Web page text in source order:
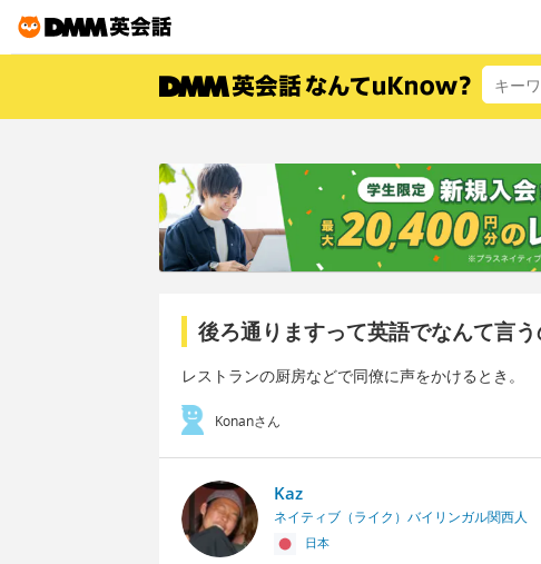
後ろ通りますって英語でなんて言う
レストランの厨房などで同僚に声をかけるとき。
Konanさん
Kaz
ネイティブ（ライク）バイリンガル関西人
日本